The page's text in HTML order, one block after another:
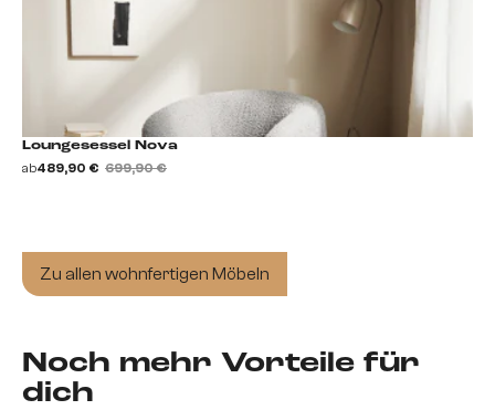
Loungesessel Nova
ab489,90 € 699,90 €
Zu allen wohnfertigen Möbeln
Noch mehr Vorteile für
dich